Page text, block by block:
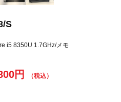
S
i5 8350U 1.7GHz/メモ
円